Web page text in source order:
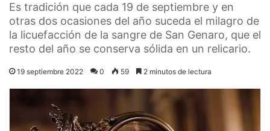
Es tradición que cada 19 de septiembre y en
otras dos ocasiones del año suceda el milagro de
la licuefacción de la sangre de San Genaro, que el
resto del año se conserva sólida en un relicario.
19 septiembre 2022 0 59 2 minutos de lectura